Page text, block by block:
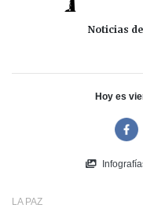
Noticias
Hoy es
LA PAZ